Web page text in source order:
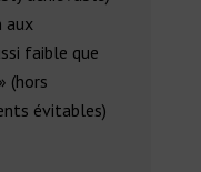
aux
faible que
(hors
évitables)